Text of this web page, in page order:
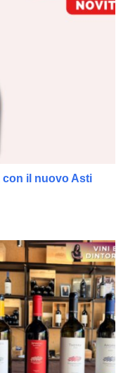
con il nuovo Asti